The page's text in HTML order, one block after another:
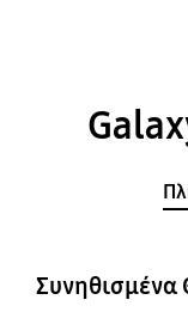
Συνηθισμένα